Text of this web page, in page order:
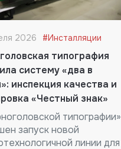
2026 #Инсталляции
типография
систему «два в
инспекция качества и
«Честный знак»
типографии»
запуск новой
линии для